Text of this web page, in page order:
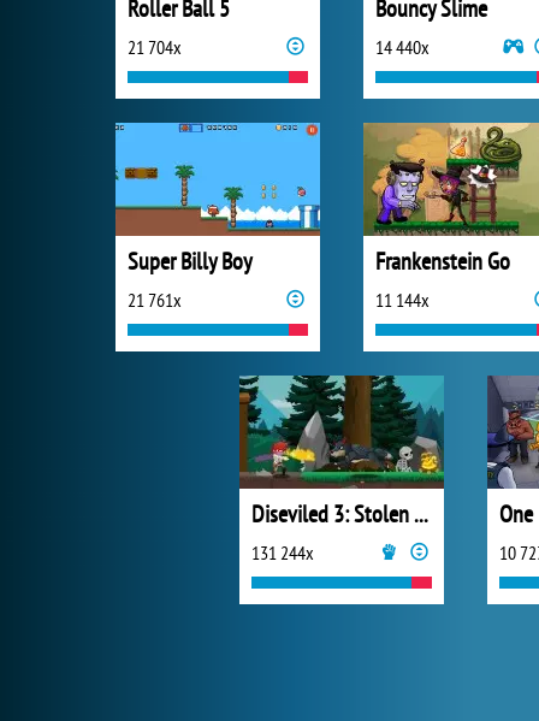
Roller Ball 5
21 704x
Bouncy Slime
14 440x
Super Billy Boy
21 761x
Frankenstein Go
11 144x
Diseviled 3: Stolen Kingdom
131 244x
One
10